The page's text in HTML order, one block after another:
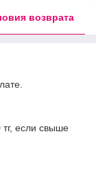
возврата
если свыше